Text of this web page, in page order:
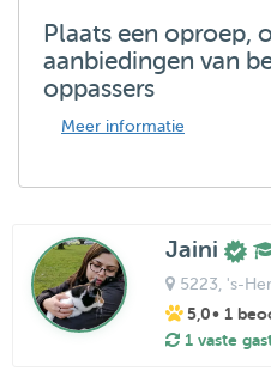
Plaats een oproep,
aanbiedingen van
oppassers
Meer informatie
Jaini
5223 , 's-
5,0• 1
1 vaste